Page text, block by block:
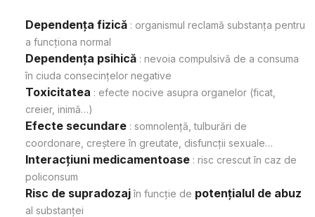
Dependența fizică : organismul reclamă substanța pentru
a funcționa normal
Dependența psihică : nevoia compulsivă de a consuma
în ciuda consecințelor negative
Toxicitatea : efecte nocive asupra organelor (ficat,
creier, inimă…)
Efecte secundare : somnolență, tulburări de
coordonare, creștere în greutate, disfuncții sexuale…
Interacțiuni medicamentoase : risc crescut în caz de
policonsum
Risc de supradozajîn funcție de potențialul de abuz
al substanței